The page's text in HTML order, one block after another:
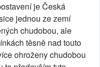
je Česká
jednou ze zemí
chudobou, ale
těsně nad touto
ohroženy chudobou